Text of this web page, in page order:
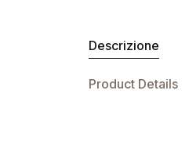
Descrizione
Product Details